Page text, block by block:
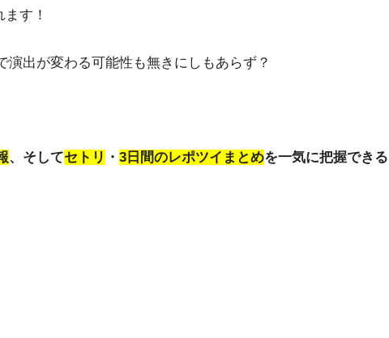
す！
出が変わる可能性も無きにしもあらず？
、そしてセトリ ・ 3日間のレポツイまとめを一気に把握できる